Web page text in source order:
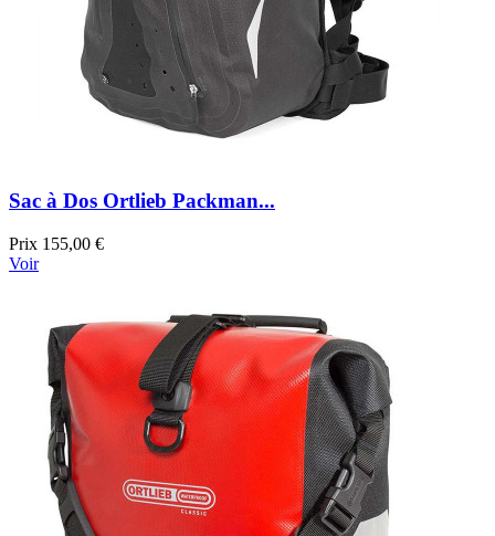
Sac à Dos Ortlieb Packman...
Prix 155,00 €
Voir